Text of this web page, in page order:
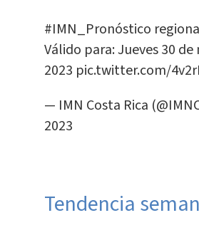
#IMN_Pronóstico
Válido para: Jueves 30
2023 pic.twitter.com/
— IMN Costa Rica
2023
Tendencia